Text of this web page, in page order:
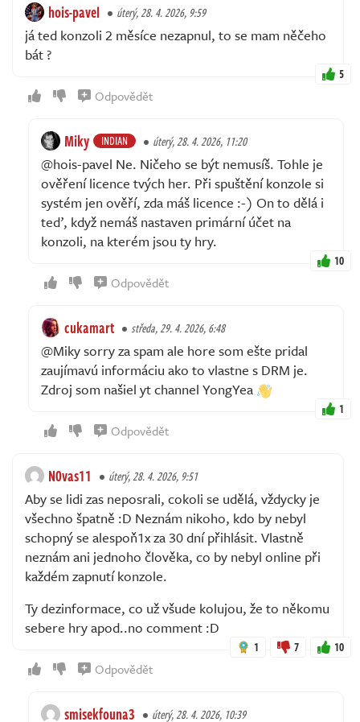
hois-pavel úterý, 28. 4. 2026, 9:59
já ted konzoli 2 měsíce nezapnul, to se mam něčeho
bát ?
5
Odpovědět
Miky INDIAN úterý, 28. 4. 2026, 11:20
@hois-pavel Ne. Ničeho se být nemusíš. Tohle je
ověření licence tvých her. Při spuštění konzole si
systém jen ověří, zda máš licence :-) On to dělá i
teď, když nemáš nastaven primární účet na
konzoli, na kterém jsou ty hry.
10
Odpovědět
cukamart středa, 29. 4. 2026, 6:48
@Miky sorry za spam ale hore som ešte pridal
zaujímavú informáciu ako to vlastne s DRM je.
Zdroj som našiel yt channel YongYea
1
Odpovědět
N0vas11 úterý, 28. 4. 2026, 9:51
Aby se lidi zas neposrali, cokoli se udělá, vždycky je
všechno špatně :D Neznám nikoho, kdo by nebyl
schopný se alespoň1x za 30 dní přihlásit. Vlastně
neznám ani jednoho člověka, co by nebyl online při
každém zapnutí konzole.
Ty dezinformace, co už všude kolujou, že to někomu
sebere hry apod..no comment :D
1 7 10
Odpovědět
smisekfouna3 úterý, 28. 4. 2026, 10:39